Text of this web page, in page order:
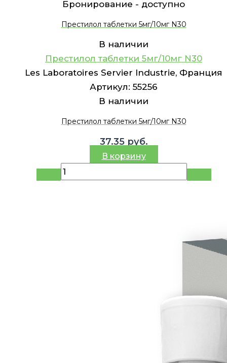
Бронирование - доступно
Престилол таблетки 5мг/10мг N30
В наличии
Престилол таблетки 5мг/10мг N30
Les Laboratoires Servier Industrie, Франция
Артикул: 55256
В наличии
Престилол таблетки 5мг/10мг N30
37.35 руб.
В корзину